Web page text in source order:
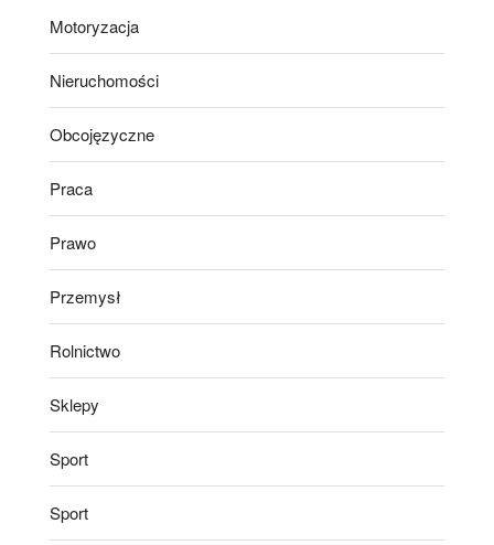
Motoryzacja
Nieruchomości
Obcojęzyczne
Praca
Prawo
Przemysł
Rolnictwo
Sklepy
Sport
Sport